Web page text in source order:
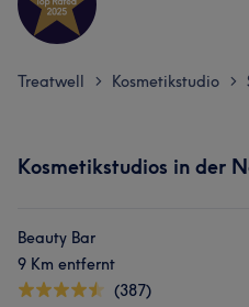
Treatwell > Kosmetikstudio >
Kosmetikstudios in der
Beauty Bar
9 Km entfernt
(387)